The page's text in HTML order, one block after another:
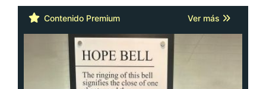
Contenido Premium Ver más